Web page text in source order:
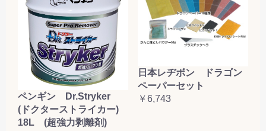
ペンギン Dr.Stryker
(ドクターストライカー)
18L (超強力剥離剤)
日本レヂボン ドラゴン
ペーパーセット
￥6,743